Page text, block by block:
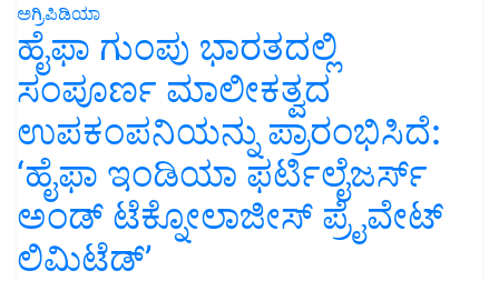
ಅಗ್ರಿಪಿಡಿಯಾ
ಹೈಫಾ ಗುಂಪು ಭಾರತದಲ್ಲಿ
ಸಂಪೂರ್ಣ ಮಾಲೀಕತ್ವದ
ಉಪಕಂಪನಿಯನ್ನು ಪ್ರಾರಂಭಿಸಿದೆ:
‘ಹೈಫಾ ಇಂಡಿಯಾ ಫರ್ಟಿಲೈಜರ್ಸ್
ಅಂಡ್ ಟೆಕ್ನೋಲಾಜೀಸ್ ಪ್ರೈವೇಟ್
ಲಿಮಿಟೆಡ್’